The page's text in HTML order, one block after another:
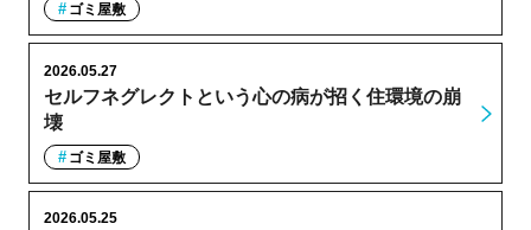
ゴミ屋敷
セルフネグレクトという心の病が招く住環境の崩
壊
2026.05.27
ゴミ屋敷
2026.05.25